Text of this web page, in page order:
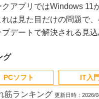
アプリではWindows 11
は見た目だけの問題で
デートで解決される見込
グ
筋ランキング 更新日時：2026/
PCソフト IT入